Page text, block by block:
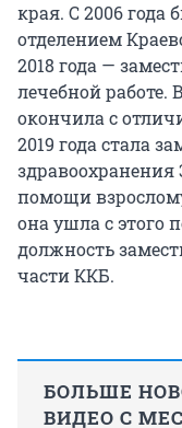
края. С 2006
отделением
2018 года —
лечебной работе.
окончила с
2019 года стала
помощи
она ушла с этого
должность
части ККБ.
БОЛЬШЕ
ВИДЕО С